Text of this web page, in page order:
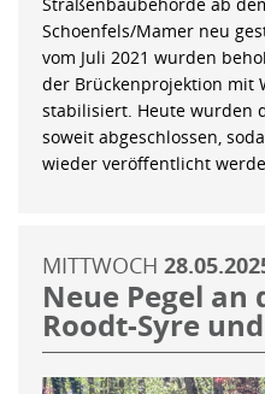
Schoenfels/Mamer neu
vom Juli 2021 wurden
der Brückenprojektion mit
stabilisiert. Heute wurden
soweit abgeschlossen,
wieder veröffentlicht
MITTWOCH
Neue Pegel an
Roodt-Syre